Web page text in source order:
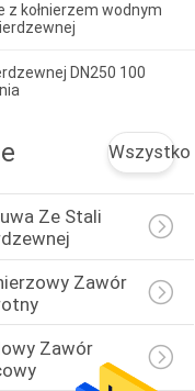
z kołnierzem wodnym
DN250 100
Wszystko
Ze Stali
Zawór
Zawór